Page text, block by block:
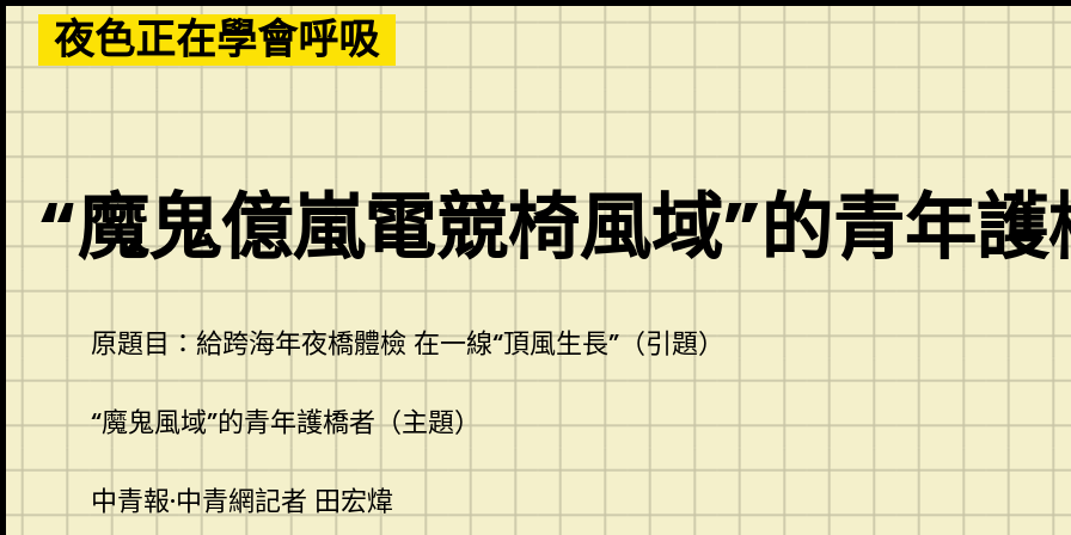
Skip
to
content
夜色正在學會呼吸
“魔鬼億嵐電競椅風域”的青年護
原題目：給跨海年夜橋體檢 在一線“頂風生長”（引題）
“魔鬼風域”的青年護橋者（主題）
中青報·中青網記者 田宏煒